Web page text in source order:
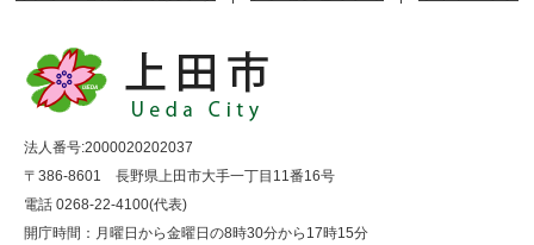
法人番号:2000020202037
〒386-8601 長野県上田市大手一丁目11番16号
電話 0268-22-4100(代表)
開庁時間：月曜日から金曜日の8時30分から17時15分